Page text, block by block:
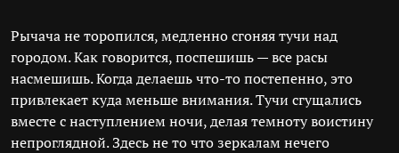
Рычача не торопился, медленно сгоняя тучи над
городом. Как говорится, поспешишь — все расы
насмешишь. Когда делаешь что-то постепенно, это
привлекает куда меньше внимания. Тучи сгущались
вместе с наступлением ночи, делая темноту воистину
непроглядной. Здесь не то что зеркалам нечего